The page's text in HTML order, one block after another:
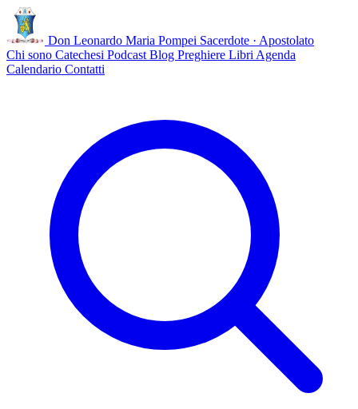
Don Leonardo Maria Pompei Sacerdote · Apostolato
Chi sono Catechesi Podcast Blog Preghiere Libri Agenda
Calendario Contatti